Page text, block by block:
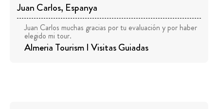
Juan Carlos, Espanya
Juan Carlos muchas gracias por tu evaluación y por haber
elegido mi tour.
Almeria Tourism I Visitas Guiadas